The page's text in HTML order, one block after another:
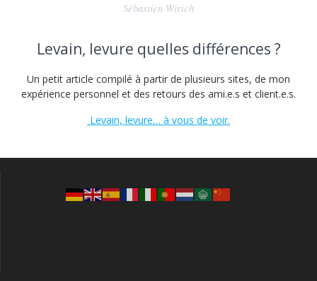
Sébastien Wirich
Levain, levure quelles différences ?
Un petit article compilé à partir de plusieurs sites, de mon
expérience personnel et des retours des ami.e.s et client.e.s.
Levain, levure… à vous de voir.